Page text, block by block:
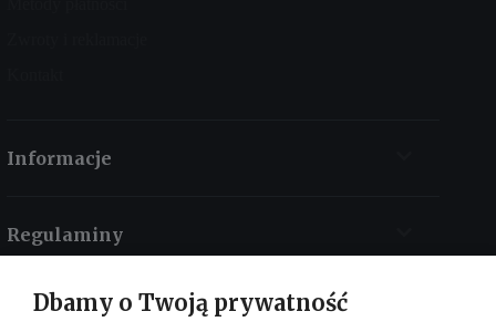
Informacje
Regulaminy
Kontakt
Dbamy o Twoją prywatność